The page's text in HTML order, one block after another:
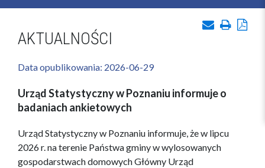
AKTUALNOŚCI
Data opublikowania: 2026-06-29
Urząd Statystyczny w Poznaniu informuje o
badaniach ankietowych
Urząd Statystyczny w Poznaniu informuje, że w lipcu
2026 r. na terenie Państwa gminy w wylosowanych
gospodarstwach domowych Główny Urząd